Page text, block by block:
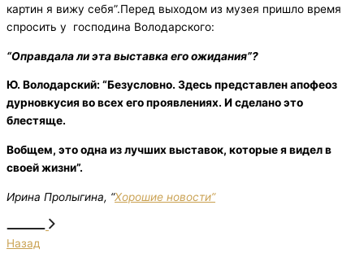
картин я вижу себя”.Перед выходом из музея пришло время
спросить у господина Володарского:
“Оправдала ли эта выставка его ожидания”?
Ю. Володарский: “Безусловно. Здесь представлен апофеоз
дурновкусия во всех его проявлениях. И сделано это
блестяще.
Вобщем, это одна из лучших выставок, которые я видел в
своей жизни”.
Ирина Пролыгина, “Хорошие новости”
Назад